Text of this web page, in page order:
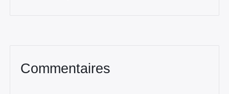
Commentaires